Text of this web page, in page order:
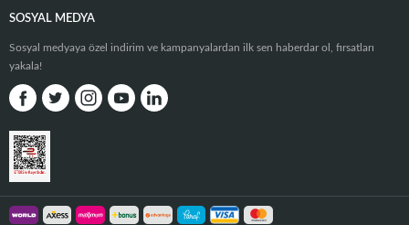
SOSYAL MEDYA
Sosyal medyaya özel indirim ve kampanyalardan ilk sen haberdar ol, fırsatları
yakala!